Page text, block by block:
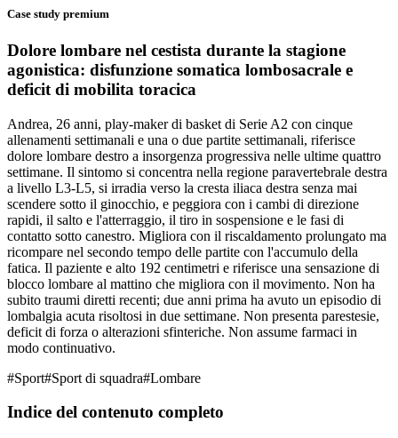
Case study premium
Dolore lombare nel cestista durante la stagione
agonistica: disfunzione somatica lombosacrale e
deficit di mobilita toracica
Andrea, 26 anni, play-maker di basket di Serie A2 con cinque
allenamenti settimanali e una o due partite settimanali, riferisce
dolore lombare destro a insorgenza progressiva nelle ultime quattro
settimane. Il sintomo si concentra nella regione paravertebrale destra
a livello L3-L5, si irradia verso la cresta iliaca destra senza mai
scendere sotto il ginocchio, e peggiora con i cambi di direzione
rapidi, il salto e l'atterraggio, il tiro in sospensione e le fasi di
contatto sotto canestro. Migliora con il riscaldamento prolungato ma
ricompare nel secondo tempo delle partite con l'accumulo della
fatica. Il paziente e alto 192 centimetri e riferisce una sensazione di
blocco lombare al mattino che migliora con il movimento. Non ha
subito traumi diretti recenti; due anni prima ha avuto un episodio di
lombalgia acuta risoltosi in due settimane. Non presenta parestesie,
deficit di forza o alterazioni sfinteriche. Non assume farmaci in
modo continuativo.
#Sport#Sport di squadra#Lombare
Indice del contenuto completo